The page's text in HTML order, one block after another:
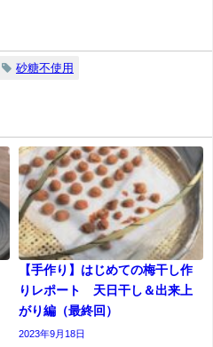
砂糖不使用
【手作り】はじめての梅干し作
りレポート 天日干し＆出来上
がり編（最終回）
2023年9月18日